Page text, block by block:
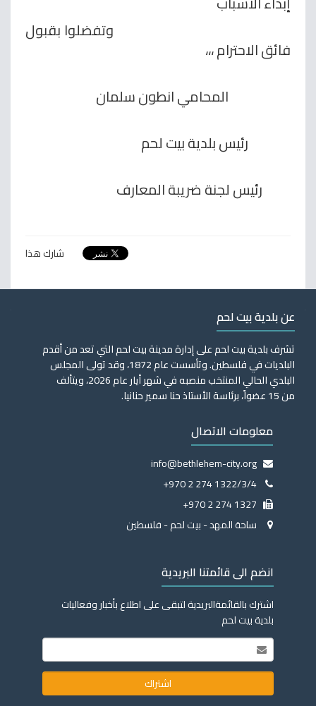
وتفضلوا بقبول
فائق الاحترام ،،،
المحامي انطون سلمان
رئيس بلدية بيت لحم
رئيس لجنة ضريبة المعارف
شارك هذا
عن بلدية بيت لحم
تشرف بلدية بيت لحم على إدارة مدينة بيت لحم التي تعد من أقدم
البلديات في فلسطين. وتأسست عام 1872، وقد تولى المجلس
البلدي الحالي المنتخب منصبه في شهر أيار عام 2026، ويتألف
من 15 عضواً، برئاسة الأستاذ حنا سمير حنانيا.
معلومات الاتصال
info@bethlehem-city.org
+970 2 274 1322/3/4
+970 2 274 1327
ساحة المهد - بيت لحم - فلسطين
انضم الى قائمتنا البريدية
اشترك بالقائمةالبريدية لتبقى على اطلاع بأخبار وفعاليات
بلدية بيت لحم